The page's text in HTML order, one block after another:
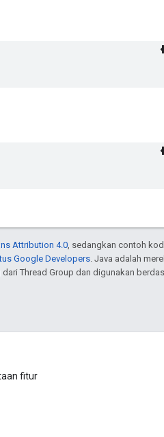
Attribution 4.0, sedangkan contoh
Google Developers. Java adalah
Thread Group dan digunakan
fitur